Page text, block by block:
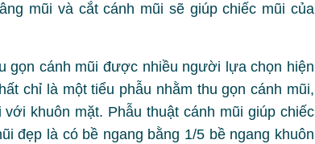
mũi và cắt cánh mũi sẽ giúp chiếc mũi của
gọn cánh mũi được nhiều người lựa chọn hiện
chỉ là một tiểu phẫu nhằm thu gọn cánh mũi,
khuôn mặt. Phẫu thuật cánh mũi giúp chiếc
đẹp là có bề ngang bằng 1/5 bề ngang khuôn